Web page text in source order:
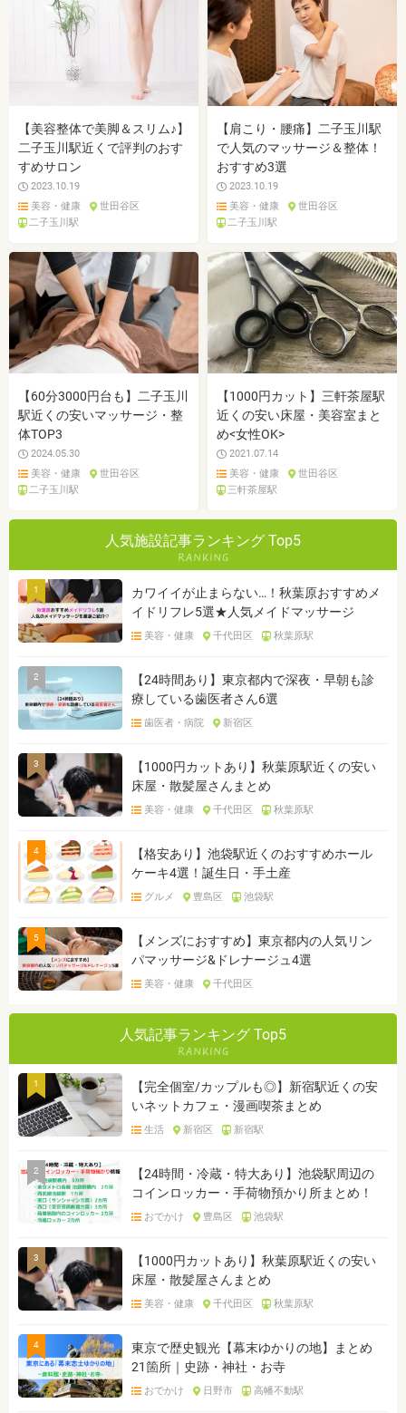
【美容整体で美脚＆スリム♪】
二子玉川駅近くで評判のおす
すめサロン
2023.10.19
美容・健康
世田谷区
二子玉川駅
【肩こり・腰痛】二子玉川駅
で人気のマッサージ＆整体！
おすすめ3選
2023.10.19
美容・健康
世田谷区
二子玉川駅
【60分3000円台も】二子玉川
駅近くの安いマッサージ・整
体TOP3
2024.05.30
美容・健康
世田谷区
二子玉川駅
【1000円カット】三軒茶屋駅
近くの安い床屋・美容室まと
め<女性OK>
2021.07.14
美容・健康
世田谷区
三軒茶屋駅
人気施設記事ランキング Top5
1
カワイイが止まらない…！秋葉原おすすめメ
イドリフレ5選★人気メイドマッサージ
美容・健康 千代田区 秋葉原駅
2
【24時間あり】東京都内で深夜・早朝も診
療している歯医者さん6選
歯医者・病院 新宿区
3
【1000円カットあり】秋葉原駅近くの安い
床屋・散髪屋さんまとめ
美容・健康 千代田区 秋葉原駅
4
【格安あり】池袋駅近くのおすすめホール
ケーキ4選！誕生日・手土産
グルメ 豊島区 池袋駅
5
【メンズにおすすめ】東京都内の人気リン
パマッサージ&ドレナージュ4選
美容・健康 千代田区
人気記事ランキング Top5
1
【完全個室/カップルも◎】新宿駅近くの安
いネットカフェ・漫画喫茶まとめ
生活 新宿区 新宿駅
2
【24時間・冷蔵・特大あり】池袋駅周辺の
コインロッカー・手荷物預かり所まとめ！
おでかけ 豊島区 池袋駅
3
【1000円カットあり】秋葉原駅近くの安い
床屋・散髪屋さんまとめ
美容・健康 千代田区 秋葉原駅
4
東京で歴史観光【幕末ゆかりの地】まとめ
21箇所｜史跡・神社・お寺
おでかけ 日野市 高幡不動駅